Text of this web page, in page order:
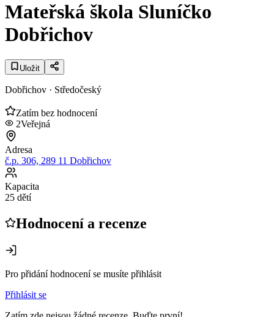
Mateřská škola Sluníčko
Dobřichov
Uložit
Dobřichov · Středočeský
Zatím bez hodnocení
2Veřejná
Adresa
č.p. 306, 289 11 Dobřichov
Kapacita
25 dětí
Hodnocení a recenze
Pro přidání hodnocení se musíte přihlásit
Přihlásit se